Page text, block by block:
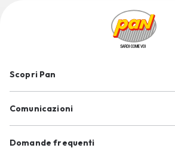
Scopri Pan
Comunicazioni
Domande frequenti